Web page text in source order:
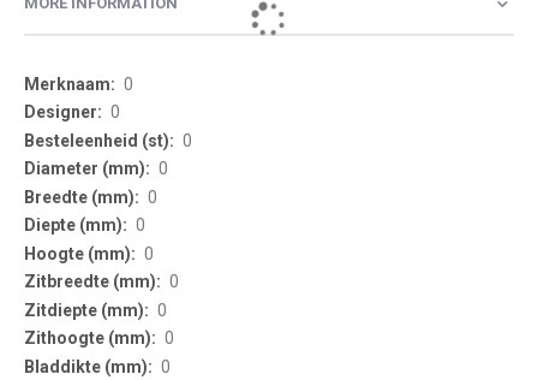
More
Information
0
0
0
0
0
0
0
0
0
0
0